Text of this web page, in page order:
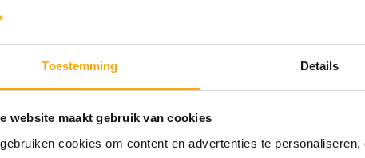
Toestemming Details
website maakt gebruik van cookies
cookies om content en advertenties te
en persoonlijk, voor particuliere en
en van huurwoning tot
Bedrijfshuisvesting